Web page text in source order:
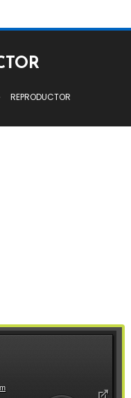
REPRODUCTOR